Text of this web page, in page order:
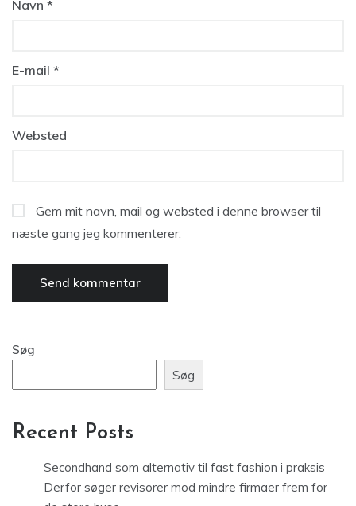
Navn *
E-mail *
Websted
Gem mit navn, mail og websted i denne browser til
næste gang jeg kommenterer.
Søg
Søg
Recent Posts
Secondhand som alternativ til fast fashion i praksis
Derfor søger revisorer mod mindre firmaer frem for